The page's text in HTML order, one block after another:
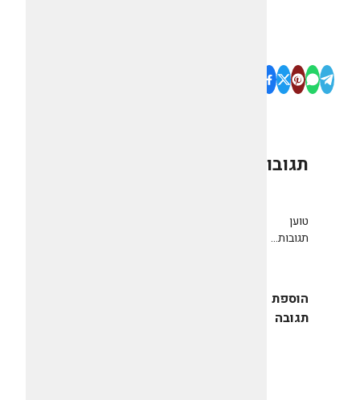
תגובות
טוען
תגובות...
הוספת
תגובה